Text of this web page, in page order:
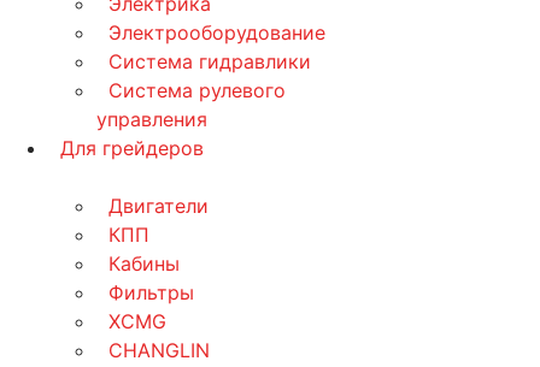
Электрооборудование
Система гидравлики
Система рулевого
управления
Для грейдеров
Двигатели
КПП
Кабины
Фильтры
XCMG
CHANGLIN